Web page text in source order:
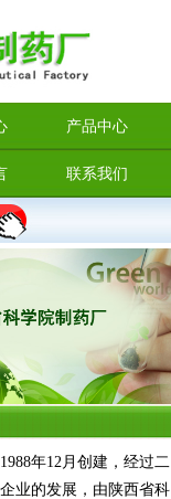
产品中心
联系我们
年12月创建，经过二
业的发展，由陕西省科